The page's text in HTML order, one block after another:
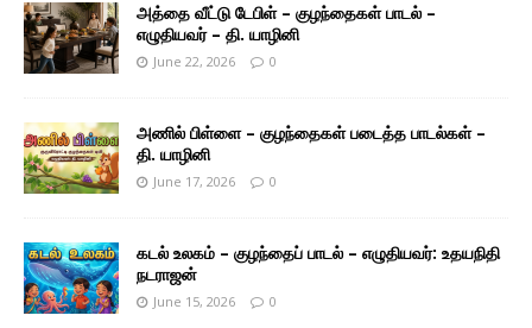
அத்தை வீட்டு டேபிள் – குழந்தைகள் பாடல் –
எழுதியவர் – தி. யாழினி
June 22, 2026 0
அணில் பிள்ளை – குழந்தைகள் படைத்த பாடல்கள் –
தி. யாழினி
June 17, 2026 0
கடல் உலகம் – குழந்தைப் பாடல் – எழுதியவர்: உதயநிதி
நடராஜன்
June 15, 2026 0